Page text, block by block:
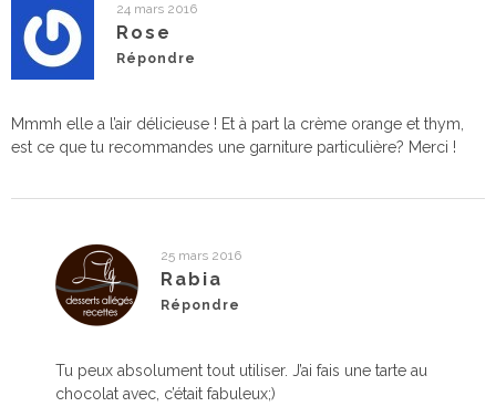
24 mars 2016
Rose
Répondre
Mmmh elle a l’air délicieuse ! Et à part la crème orange et thym,
est ce que tu recommandes une garniture particulière? Merci !
25 mars 2016
Rabia
Répondre
Tu peux absolument tout utiliser. J’ai fais une tarte au
chocolat avec, c’était fabuleux;)